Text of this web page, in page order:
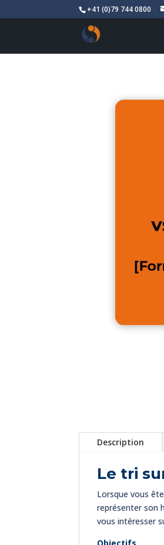
+41 (0)79 744 0800
Description
Le tri
Lorsque vous
représenter son
vous intéresser